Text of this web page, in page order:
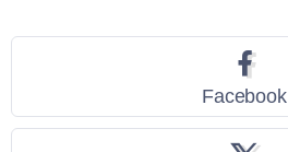
Facebook